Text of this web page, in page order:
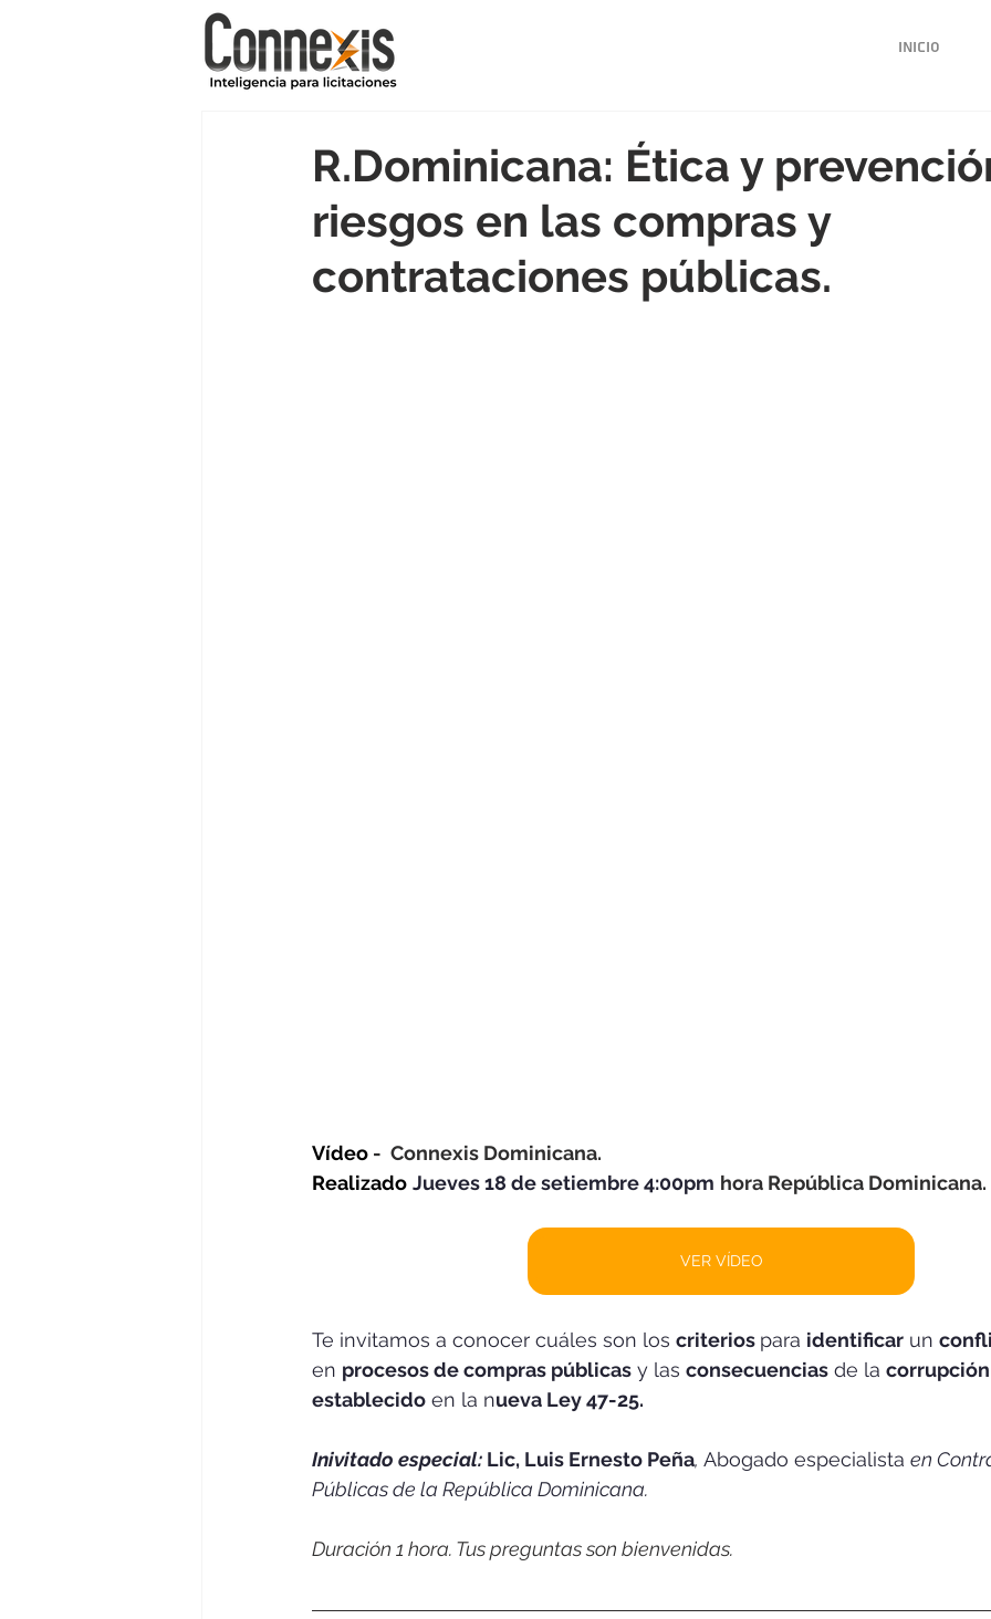
Inicio
R.Dominicana: Ética y
riesgos en las compras y
contrataciones públicas.
Vídeo -  Connexis Dominicana.
Realizado Jueves 18 de setiembre 4:00pm hora República
VER VÍDEO
Te invitamos a conocer cuáles son los criterios para identificar un
en procesos de compras públicas y las consecuencias de la corrupción
establecido en la nueva Ley 47-25.
Inivitado especial: Lic, Luis Ernesto Peña, Abogado especialista en
Públicas de la República Dominicana.
Duración 1 hora. Tus preguntas son bienvenidas.